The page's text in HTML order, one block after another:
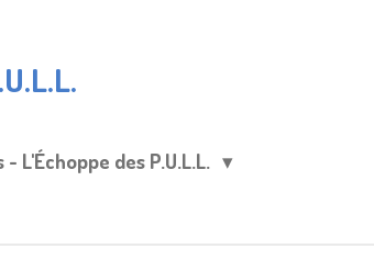
L'Échoppe des P.U.L.L.